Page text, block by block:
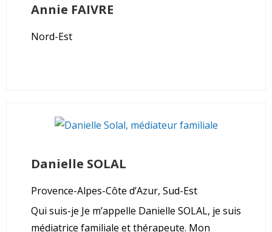
Annie FAIVRE
Nord-Est
Danielle SOLAL
Provence-Alpes-Côte d’Azur, Sud-Est
Qui suis-je Je m’appelle Danielle SOLAL, je suis
médiatrice familiale et thérapeute. Mon